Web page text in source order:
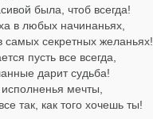
была, чтоб всегда!
в любых начинаньях,
самых секретных желаньях!
пусть все всегда,
дарит судьба!
мечты,
так, как того хочешь ты!